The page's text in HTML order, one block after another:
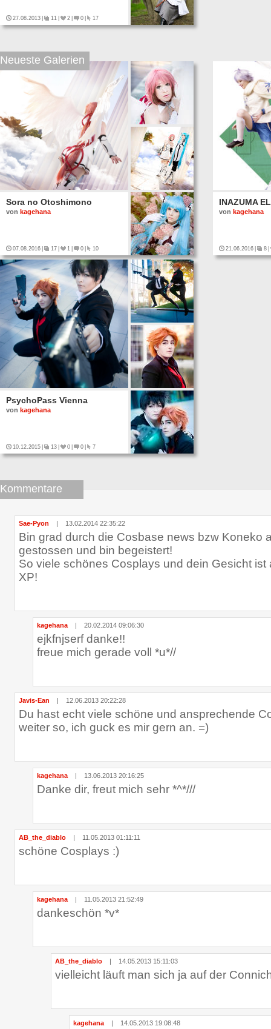
27.08.2013 11 2 0 17
Neueste Galerien
Sora no Otoshimono
von kagehana
07.08.2016 17 1 0 10
INAZUMA
von kagehana
21.06.2016 8
PsychoPass Vienna
von kagehana
10.12.2015 13 0 0 7
Kommentare
Sae-Pyon | 13.02.2014 22:35:22
Bin grad durch die Cosbase news bzw Koneko
gestossen und bin begeistert!
So viele schönes Cosplays und dein Gesicht ist
XP!
kagehana | 20.02.2014 09:06:30
ejkfnjserf danke!!
freue mich gerade voll *u*//
Javis-Ean | 12.06.2013 20:22:28
Du hast echt viele schöne und ansprechende
weiter so, ich guck es mir gern an. =)
kagehana | 13.06.2013 20:16:25
Danke dir, freut mich sehr *^*///
AB_the_diablo | 11.05.2013 01:11:11
schöne Cosplays :)
kagehana | 11.05.2013 21:52:49
dankeschön *v*
AB_the_diablo | 14.05.2013 15:11:03
vielleicht läuft man sich ja auf der
kagehana | 14.05.2013 19:08:48